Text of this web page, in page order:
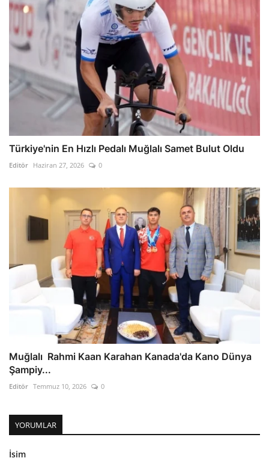
Türkiye'nin En Hızlı Pedalı Muğlalı Samet Bulut Oldu
Editör Haziran 27, 2026 0
Muğlalı Rahmi Kaan Karahan Kanada'da Kano Dünya
Şampiy...
Editör Temmuz 10, 2026 0
YORUMLAR
İsim